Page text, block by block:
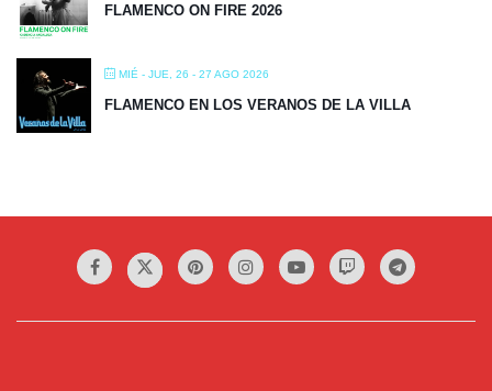
FLAMENCO ON FIRE 2026
MIÉ - JUE, 26 - 27 AGO 2026
FLAMENCO EN LOS VERANOS DE LA VILLA